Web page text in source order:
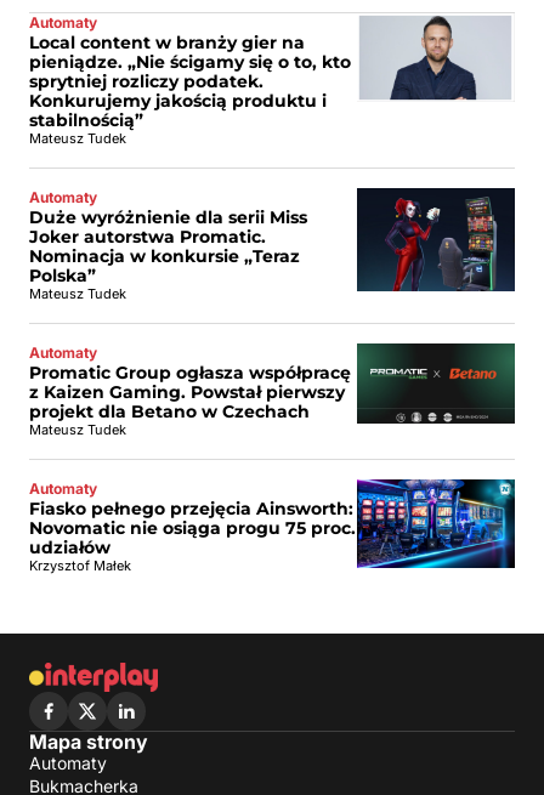
Automaty
Local content w branży gier na
pieniądze. „Nie ścigamy się o to, kto
sprytniej rozliczy podatek.
Konkurujemy jakością produktu i
stabilnością”
Mateusz Tudek
Automaty
Duże wyróżnienie dla serii Miss
Joker autorstwa Promatic.
Nominacja w konkursie „Teraz
Polska”
Mateusz Tudek
Automaty
Promatic Group ogłasza współpracę
z Kaizen Gaming. Powstał pierwszy
projekt dla Betano w Czechach
Mateusz Tudek
Automaty
Fiasko pełnego przejęcia Ainsworth:
Novomatic nie osiąga progu 75 proc.
udziałów
Krzysztof Małek
Mapa strony
Automaty
Bukmacherka